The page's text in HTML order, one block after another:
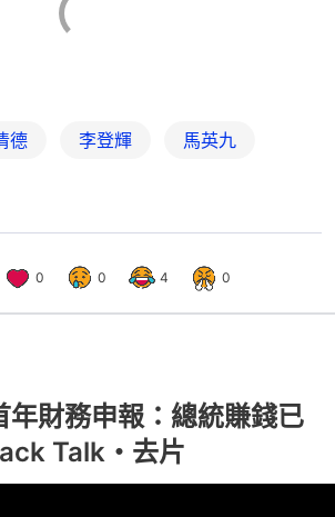
德 李登輝 馬英九
0 0 4 0
年財務申報：總統賺錢已
Talk・去片